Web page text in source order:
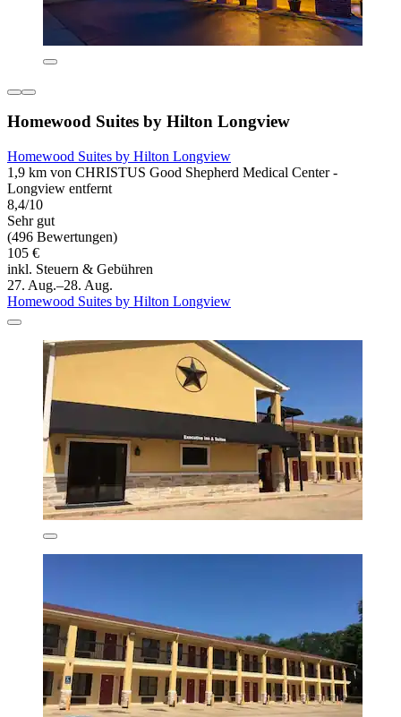
Homewood Suites by Hilton Longview
Homewood Suites by Hilton Longview
1,9 km von CHRISTUS Good Shepherd Medical Center -
Longview entfernt
8,4/10
Sehr gut
(496 Bewertungen)
105 €
inkl. Steuern & Gebühren
27. Aug.–28. Aug.
Homewood Suites by Hilton Longview